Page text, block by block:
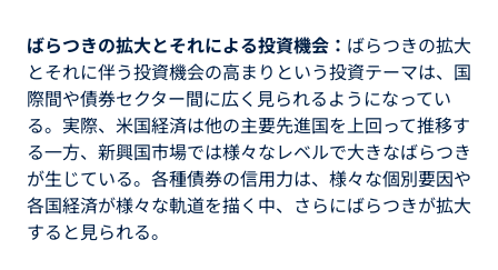
ばらつきの拡大とそれによる投資機会： ばらつきの拡大
とそれに伴う投資機会の高まりという投資テーマは、国
際間や債券セクター間に広く見られるようになってい
る。実際、米国経済は他の主要先進国を上回って推移す
る一方、新興国市場では様々なレベルで大きなばらつき
が生じている。各種債券の信用力は、様々な個別要因や
各国経済が様々な軌道を描く中、さらにばらつきが拡大
すると見られる。